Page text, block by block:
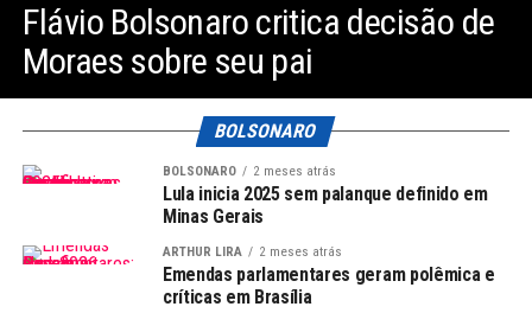
Flávio Bolsonaro critica decisão de
Moraes sobre seu pai
BOLSONARO
BOLSONARO 2 meses atrás
Lula inicia 2025 sem palanque definido em
Minas Gerais
ARTHUR LIRA 2 meses atrás
Emendas parlamentares geram polêmica e
críticas em Brasília